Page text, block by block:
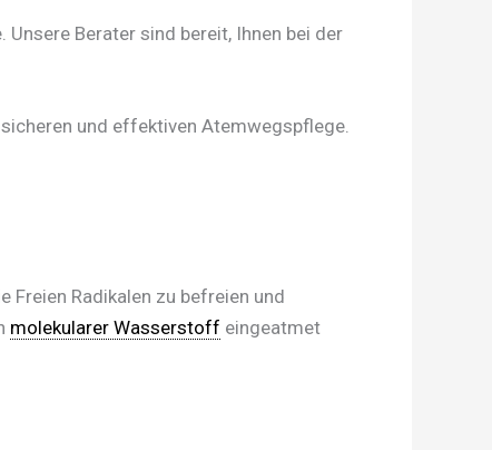
Berater sind bereit, Ihnen bei der
und effektiven Atemwegspflege.
Radikalen zu befreien und
molekularer Wasserstoff eingeatmet